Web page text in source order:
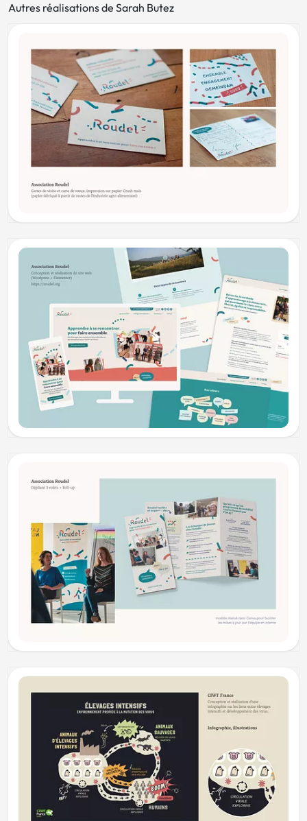
Autres réalisations de Sarah Butez